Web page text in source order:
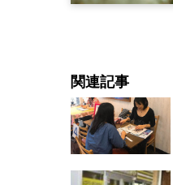
関連記事